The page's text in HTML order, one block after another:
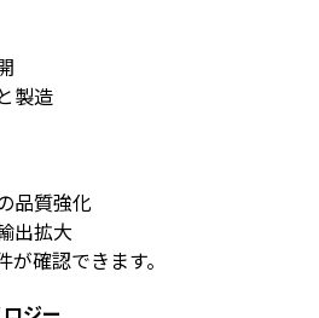
製造
品質強化
出拡大
確認できます。